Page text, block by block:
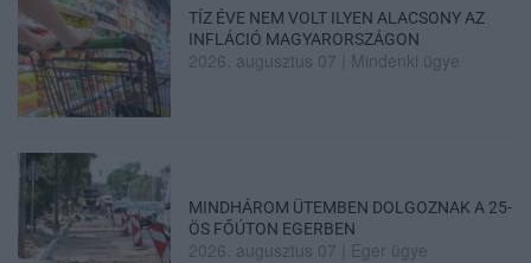
TÍZ ÉVE NEM VOLT ILYEN ALACSONY AZ
INFLÁCIÓ MAGYARORSZÁGON
2026. augusztus 07 Mindenki ügye
MINDHÁROM ÜTEMBEN DOLGOZNAK A 25-
ÖS FŐÚTON EGERBEN
2026. augusztus 07 Eger ügye